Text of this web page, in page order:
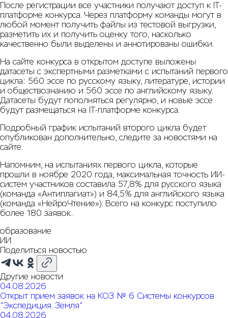
После регистрации все участники получают доступ к IT-
платформе конкурса. Через платформу команды могут в
любой момент получить файлы из тестовой выгрузки,
разметить их и получить оценку того, насколько
качественно были выделены и аннотированы ошибки.
На сайте конкурса в открытом доступе выложены
датасеты с экспертными разметками с испытаний первого
цикла: 560 эссе по русскому языку, литературе, истории
и обществознанию и 560 эссе по английскому языку.
Датасеты будут пополняться регулярно, и новые эссе
будут размещаться на IT-платформе конкурса.
Подробный график испытаний второго цикла будет
опубликован дополнительно, следите за новостями на
сайте.
Напомним, на испытаниях первого цикла, которые
прошли в ноябре 2020 года, максимальная точность ИИ-
систем участников составила 57,8% для русского языка
(команда «Антиплагиат») и 84,5% для английского языка
(команда «НейроЧтение»). Всего на конкурс поступило
более 180 заявок.
образование
ИИ
Поделиться новостью
Другие новости
04.08.2026
Открыт прием заявок на КОЗ № 6 Системы конкурсов
"Экспедиция. Земля"
04.08.2026